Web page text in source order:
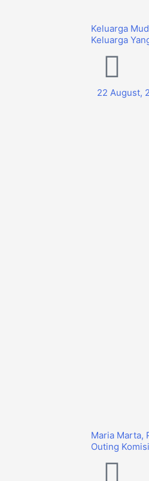
Keluarga
Keluarga
22 August,
Maria Marta,
Outing